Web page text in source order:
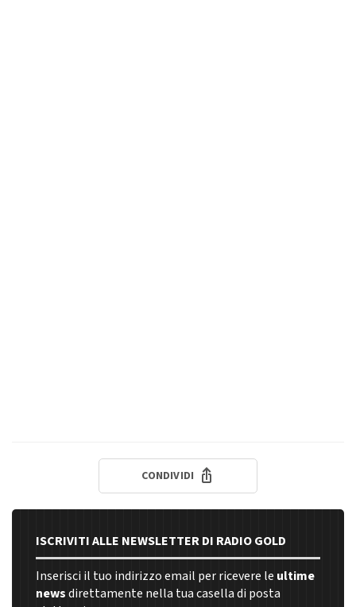
CONDIVIDI
ISCRIVITI ALLE NEWSLETTER DI RADIO GOLD
Inserisci il tuo indirizzo email per ricevere le ultime
newsdirettamente nella tua casella di posta